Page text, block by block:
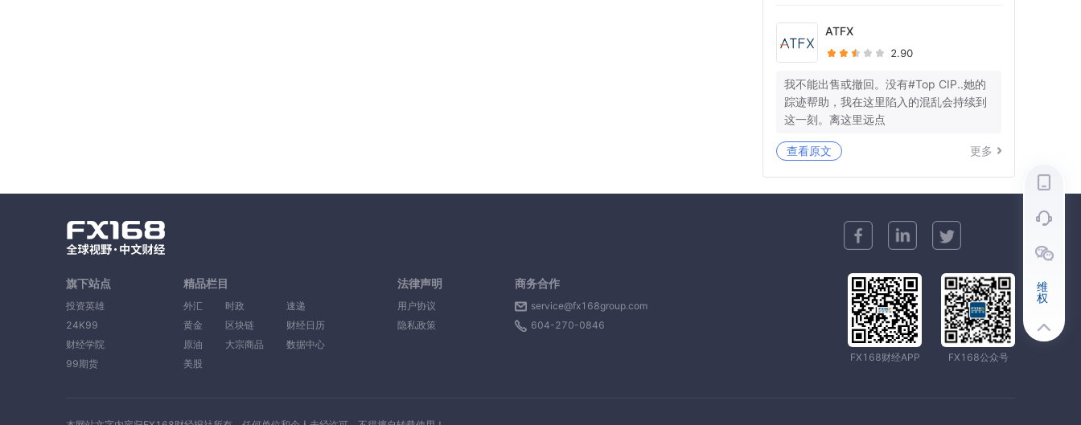
ATFX
2.90
我不能出售或撤回。没有#Top CIP..她的
踪迹帮助，我在这里陷入的混乱会持续到
这一刻。离这里远点
查看原文 更多
旗下站点
投资英雄
24K99
财经学院
99期货
精品栏目
外汇 时政
速递
黄金
区块链
财经日历
原油
大宗商品
数据中心
美股
法律声明
用户协议
隐私政策
商务合作
service@fx168group.com
604-270-0846
FX168财经APP FX168公众号
维
权